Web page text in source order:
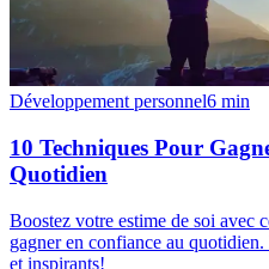
Développement personnel6 min
10 Techniques Pour
Quotidien
Boostez votre estime de soi avec
gagner en confiance au
et inspirants!